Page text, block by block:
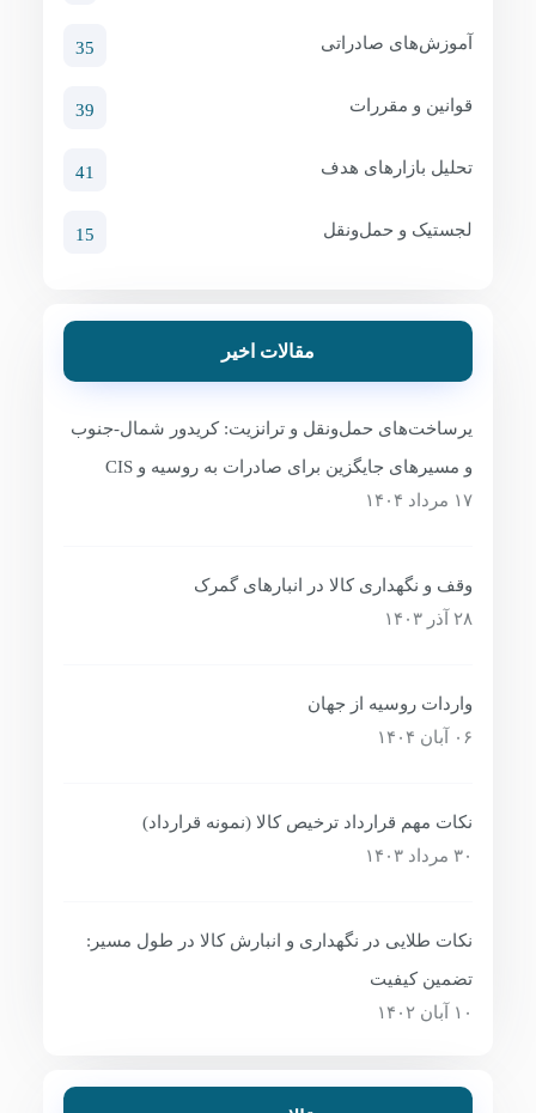
آموزش‌های صادراتی 35
قوانین و مقررات 39
تحلیل بازارهای هدف 41
لجستیک و حمل‌ونقل 15
مقالات اخیر
یرساخت‌های حمل‌ونقل و ترانزیت: کریدور شمال-جنوب
و مسیرهای جایگزین برای صادرات به روسیه و CIS
۱۷ مرداد ۱۴۰۴
وقف و نگهداری کالا در انبارهای گمرک
۲۸ آذر ۱۴۰۳
واردات روسیه از جهان
۰۶ آبان ۱۴۰۴
نکات مهم قرارداد ترخیص کالا (نمونه قرارداد)
۳۰ مرداد ۱۴۰۳
نکات طلایی در نگهداری و انبارش کالا در طول مسیر:
تضمین کیفیت
۱۰ آبان ۱۴۰۲